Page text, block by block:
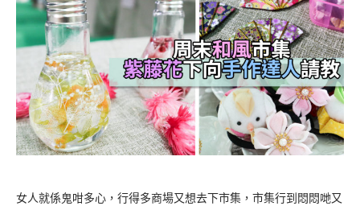
女人就係鬼咁多心，行得多商場又想去下市集，市集行到悶悶哋又